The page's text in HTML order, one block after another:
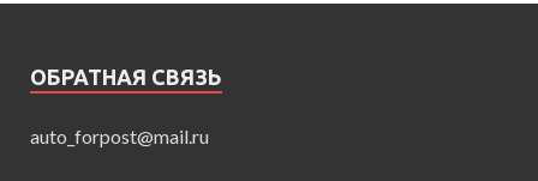
ОБРАТНАЯ СВЯЗЬ
auto_forpost@mail.ru